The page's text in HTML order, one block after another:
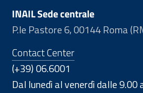
INAIL Sede centrale
P.le Pastore 6, 00144 Roma
Contact Center
(+39) 06.6001
Dal lunedì al venerdì dalle 9.00